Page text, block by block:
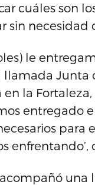
cuáles son
necesidad
le
Junta
la
entregado
para
enfrentando’,
una